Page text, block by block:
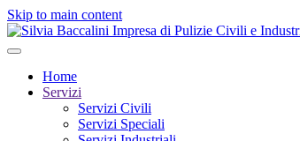
Skip to main content
Home
Servizi
Servizi Civili
Servizi Speciali